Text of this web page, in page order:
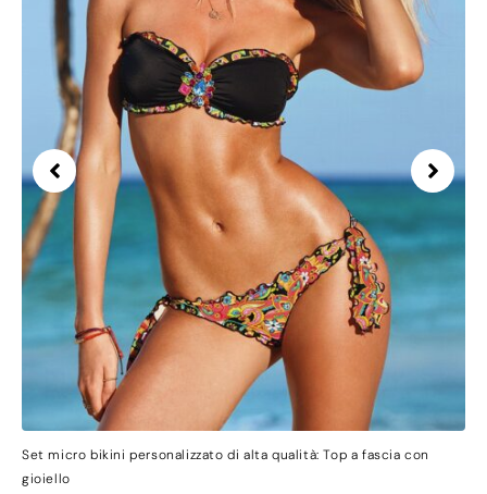
Set micro bikini personalizzato di alta qualità: Top a fascia con
gioiello